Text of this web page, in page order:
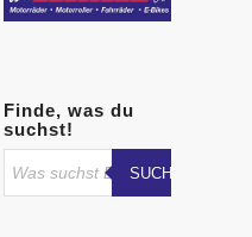
Finde, was du
suchst!
SUCHE STARTEN